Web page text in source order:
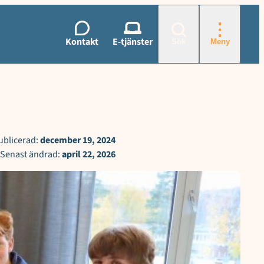
Kontakt E-tjänster Meny
december 19, 2024
Senast ändrad:april 22, 2026